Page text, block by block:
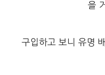
을
구입하고 보니 유명